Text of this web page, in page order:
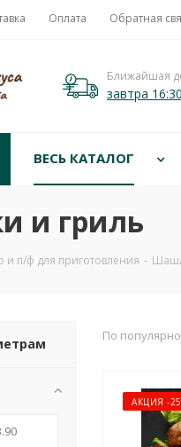
Оплата Обратная
Ближайшая
завтра
ВЕСЬ КАТАЛОГ
и гриль
и п/ф для приготовления -
По
АКЦИЯ -